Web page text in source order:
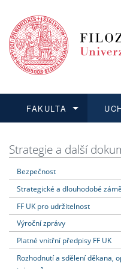
FAKULTA
Dozvědět se více
Podat přihlášku
Dozvědět se více
Dozvědět se více
Dozvědět se více
Strategie a další
Bezpečnost
Strategické a dlouhodobé
FF UK pro udržitelnost
Výroční zprávy
Platné vnitřní předpisy FF UK
Rozhodnutí a sdělení děkana,